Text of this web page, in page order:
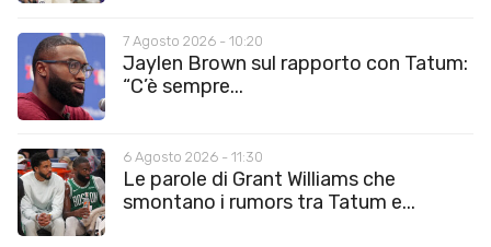
7 Agosto 2026 - 10:20
Jaylen Brown sul rapporto con Tatum:
“C’è sempre...
6 Agosto 2026 - 11:30
Le parole di Grant Williams che
smontano i rumors tra Tatum e...